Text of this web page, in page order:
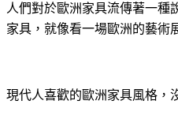
人們對於歐洲家具流傳著一種
家具，就像看一場歐洲的藝術
現代人喜歡的歐洲家具風格，